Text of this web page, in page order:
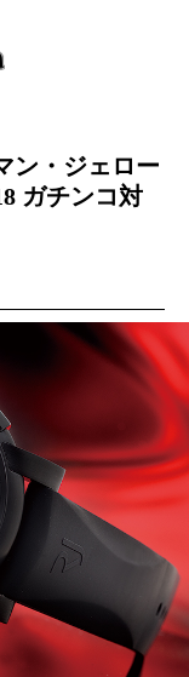
手の新作時計 2018 ガチン
ン・ジェロー
ガチンコ対